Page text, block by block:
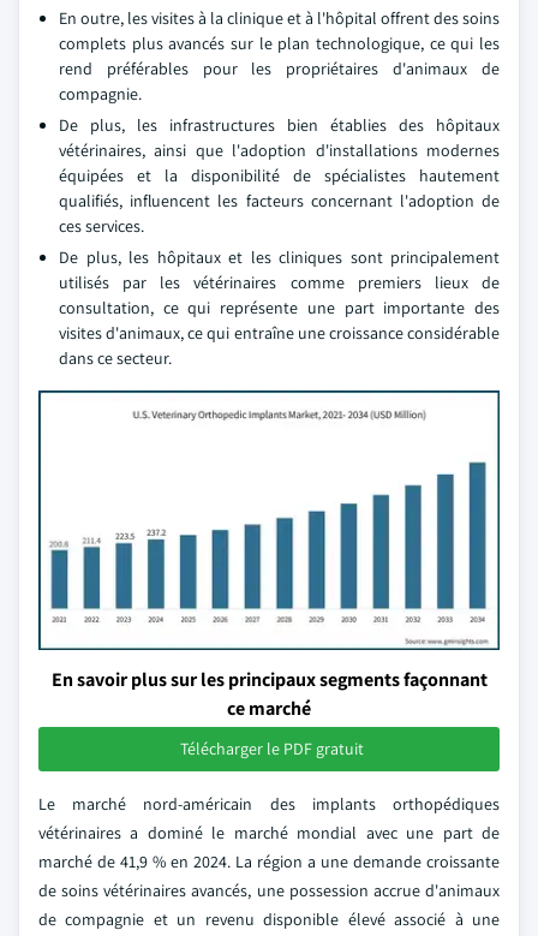
En outre, les visites à la clinique et à l'hôpital offrent des soins
complets plus avancés sur le plan technologique, ce qui les
rend préférables pour les propriétaires d'animaux de
compagnie.
De plus, les infrastructures bien établies des hôpitaux
vétérinaires, ainsi que l'adoption d'installations modernes
équipées et la disponibilité de spécialistes hautement
qualifiés, influencent les facteurs concernant l'adoption de
ces services.
De plus, les hôpitaux et les cliniques sont principalement
utilisés par les vétérinaires comme premiers lieux de
consultation, ce qui représente une part importante des
visites d'animaux, ce qui entraîne une croissance considérable
dans ce secteur.
En savoir plus sur les principaux segments façonnant
ce marché
Télécharger le PDF gratuit
Le marché nord-américain des implants orthopédiques
vétérinaires a dominé le marché mondial avec une part de
marché de 41,9 % en 2024. La région a une demande croissante
de soins vétérinaires avancés, une possession accrue d'animaux
de compagnie et un revenu disponible élevé associé à une